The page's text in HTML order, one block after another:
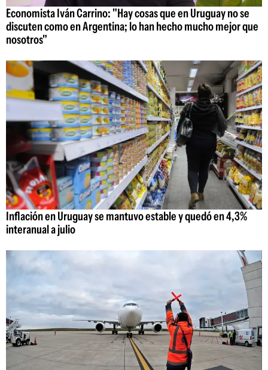
Economista Iván Carrino: "Hay cosas que en Uruguay no se
discuten como en Argentina; lo han hecho mucho mejor que
nosotros"
Inflación en Uruguay se mantuvo estable y quedó en 4,3%
interanual a julio